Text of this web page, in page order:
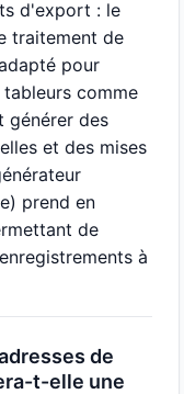
d'export : le
traitement de
pour
comme
générer des
et des mises
prend en
de
à
de
t-elle une